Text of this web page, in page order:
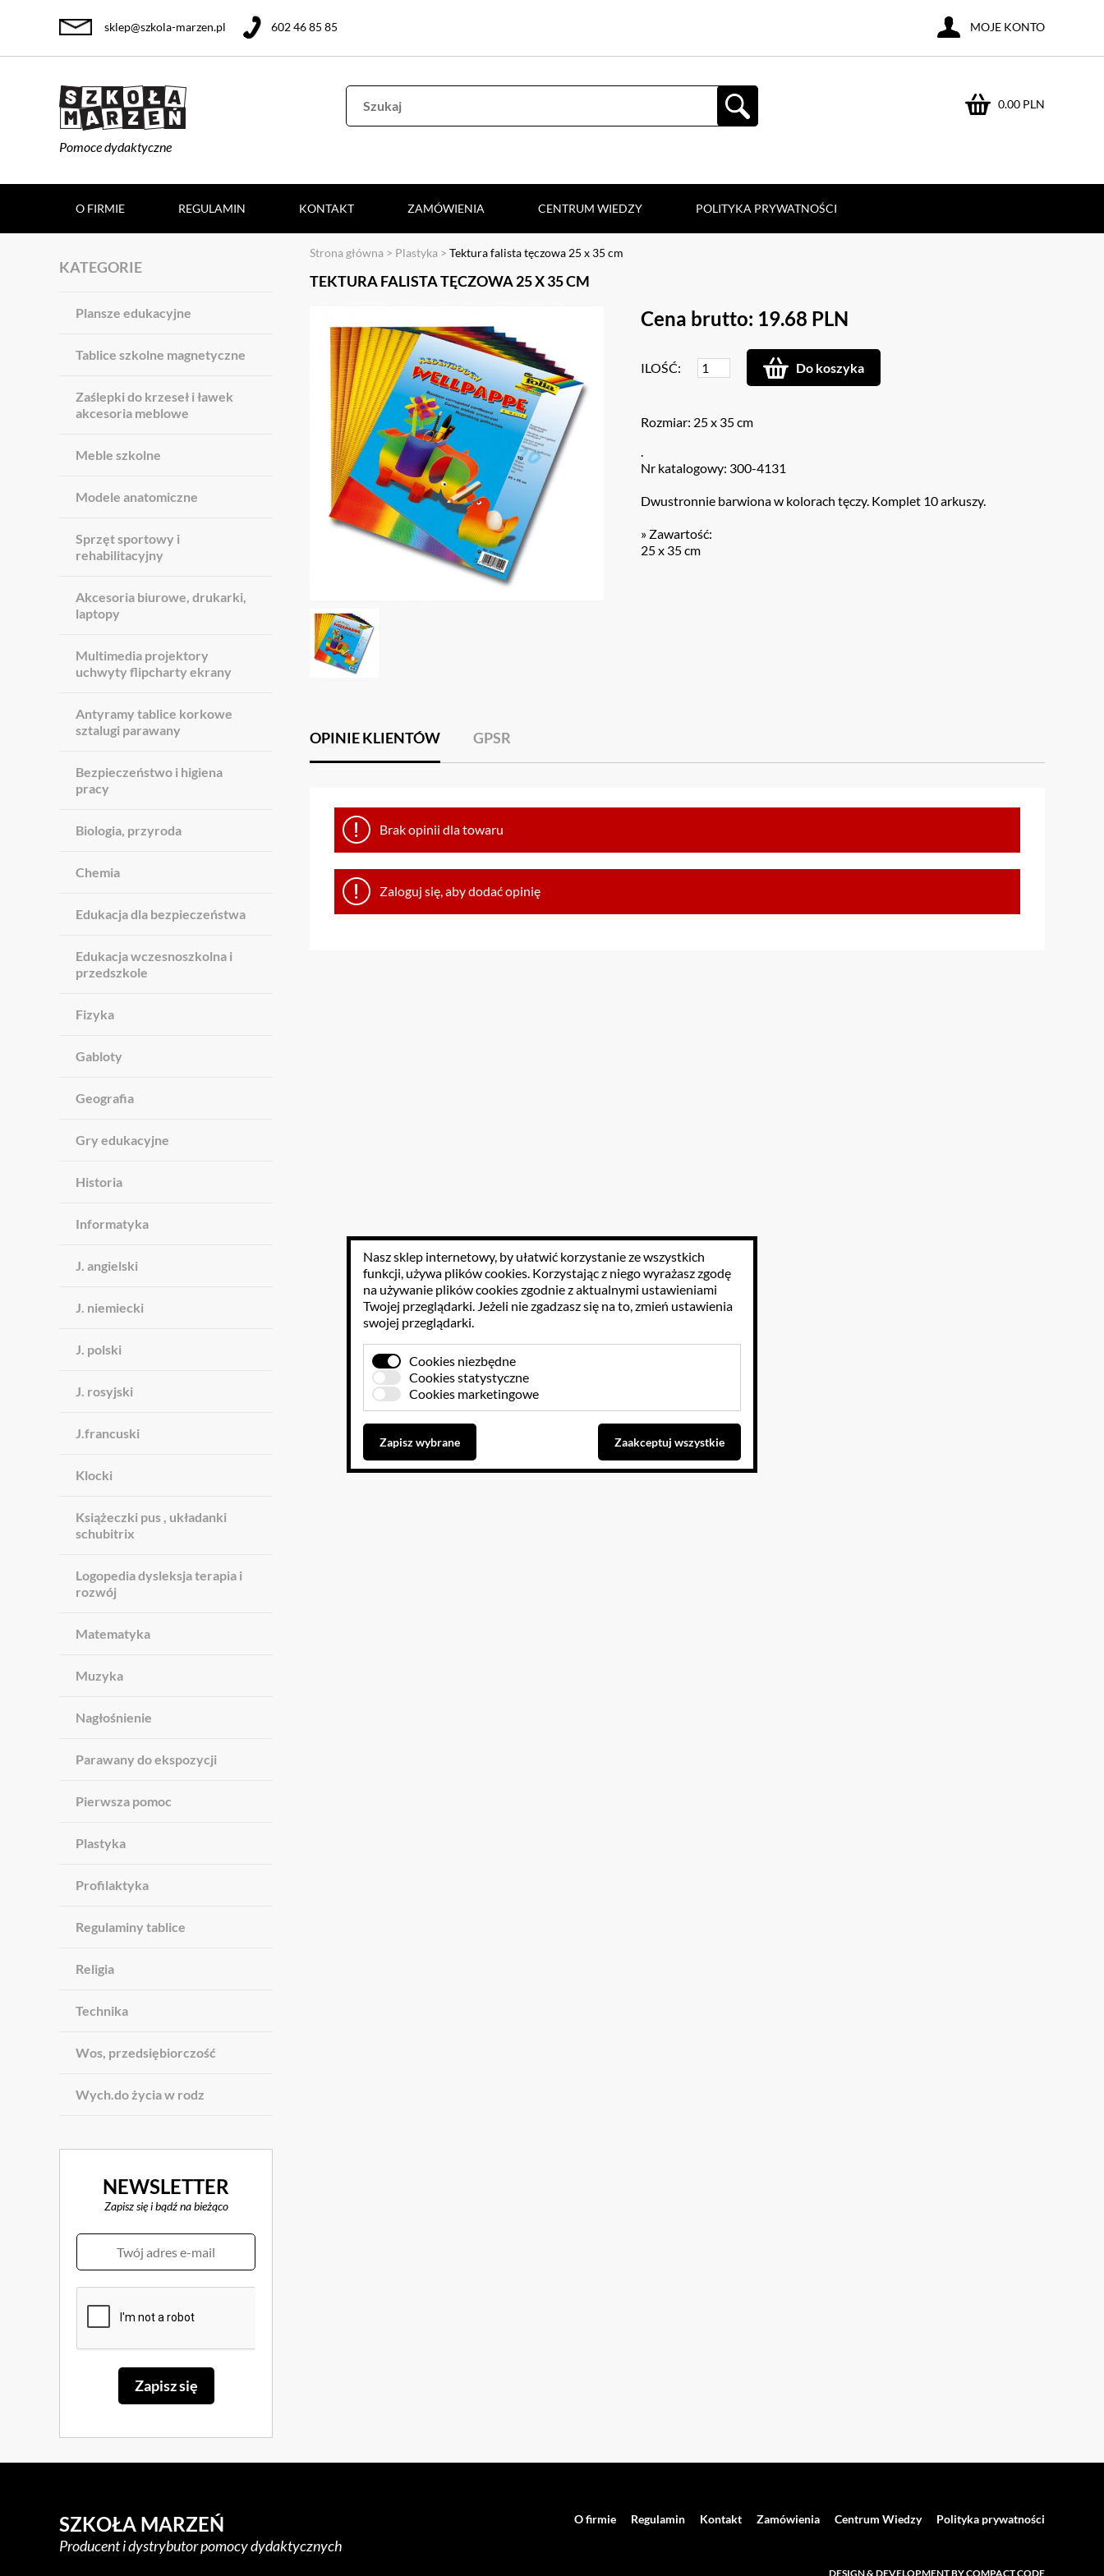
Pomoce dydaktyczne
0.00 PLN
sklep@szkola-marzen.pl 602 46 85 85 MOJE KONTO
O FIRMIE REGULAMIN KONTAKT ZAMÓWIENIA CENTRUM WIEDZY POLITYKA PRYWATNOŚCI
KATEGORIE
Plansze edukacyjne
Tablice szkolne magnetyczne
Zaślepki do krzeseł i ławek
akcesoria meblowe
Meble szkolne
Modele anatomiczne
Sprzęt sportowy i
rehabilitacyjny
Akcesoria biurowe, drukarki,
laptopy
Multimedia projektory
uchwyty flipcharty ekrany
Antyramy tablice korkowe
sztalugi parawany
Bezpieczeństwo i higiena
pracy
Biologia, przyroda
Chemia
Edukacja dla bezpieczeństwa
Edukacja wczesnoszkolna i
przedszkole
Fizyka
Gabloty
Geografia
Gry edukacyjne
Historia
Informatyka
J. angielski
J. niemiecki
J. polski
J. rosyjski
J.francuski
Klocki
Książeczki pus , układanki
schubitrix
Logopedia dysleksja terapia i
rozwój
Matematyka
Muzyka
Nagłośnienie
Parawany do ekspozycji
Pierwsza pomoc
Plastyka
Profilaktyka
Regulaminy tablice
Religia
Technika
Wos, przedsiębiorczość
Wych.do życia w rodz
NEWSLETTER
Zapisz się i bądź na bieżąco
Strona główna > Plastyka > Tektura falista tęczowa 25 x 35 cm
TEKTURA FALISTA TĘCZOWA 25 X 35 CM
Cena brutto: 19.68 PLN
ILOŚĆ: Do koszyka
Rozmiar: 25 x 35 cm
.
Nr katalogowy: 300-4131
Dwustronnie barwiona w kolorach tęczy. Komplet 10 arkuszy.
» Zawartość:
25 x 35 cm
OPINIE KLIENTÓW GPSR
Brak opinii dla towaru
Zaloguj się, aby dodać opinię
SZKOŁA MARZEŃ
Producent i dystrybutor pomocy dydaktycznych
O firmie Regulamin Kontakt Zamówienia Centrum Wiedzy Polityka prywatności
DESIGN & DEVELOPMENT BY COMPACT CODE
Nasz sklep internetowy, by ułatwić korzystanie ze wszystkich
funkcji, używa plików cookies. Korzystając z niego wyrażasz zgodę
na używanie plików cookies zgodnie z aktualnymi ustawieniami
Twojej przeglądarki. Jeżeli nie zgadzasz się na to, zmień ustawienia
swojej przeglądarki.
Cookies niezbędne
Cookies statystyczne
Cookies marketingowe
Zapisz wybrane Zaakceptuj wszystkie